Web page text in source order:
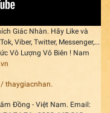
Giác Nhàn. Hãy Like và
Viber, Twitter, Messenger,...
Vô Lượng Vô Biên ! Nam
/ thaygiacnhan.
Đồng - Việt Nam. Email: